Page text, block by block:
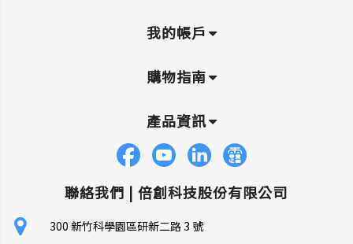
我的帳戶
購物指南
產品資訊
聯絡我們 | 倍創科技股份有限公司
300 新竹科學園區研新二路 3 號